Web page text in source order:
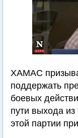
ХАМАС
поддержать
боевых
пути выхода из
этой партии